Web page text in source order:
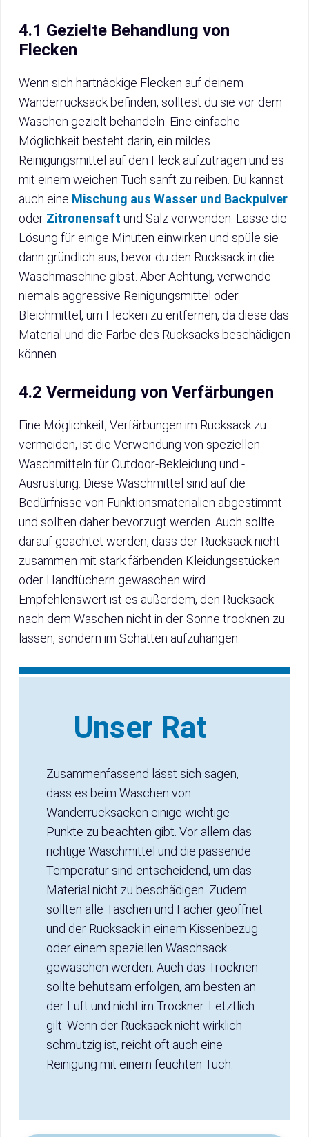
4.1 Gezielte Behandlung von
Flecken
Wenn sich hartnäckige Flecken auf deinem
Wanderrucksack befinden, solltest du sie vor dem
Waschen gezielt behandeln. Eine einfache
Möglichkeit besteht darin, ein mildes
Reinigungsmittel auf den Fleck aufzutragen und es
mit einem weichen Tuch sanft zu reiben. Du kannst
auch eine Mischung aus Wasser und Backpulver
oder Zitronensaft und Salz verwenden. Lasse die
Lösung für einige Minuten einwirken und spüle sie
dann gründlich aus, bevor du den Rucksack in die
Waschmaschine gibst. Aber Achtung, verwende
niemals aggressive Reinigungsmittel oder
Bleichmittel, um Flecken zu entfernen, da diese das
Material und die Farbe des Rucksacks beschädigen
können.
4.2 Vermeidung von Verfärbungen
Eine Möglichkeit, Verfärbungen im Rucksack zu
vermeiden, ist die Verwendung von speziellen
Waschmitteln für Outdoor-Bekleidung und -
Ausrüstung. Diese Waschmittel sind auf die
Bedürfnisse von Funktionsmaterialien abgestimmt
und sollten daher bevorzugt werden. Auch sollte
darauf geachtet werden, dass der Rucksack nicht
zusammen mit stark färbenden Kleidungsstücken
oder Handtüchern gewaschen wird.
Empfehlenswert ist es außerdem, den Rucksack
nach dem Waschen nicht in der Sonne trocknen zu
lassen, sondern im Schatten aufzuhängen.
Unser Rat
Zusammenfassend lässt sich sagen,
dass es beim Waschen von
Wanderrucksäcken einige wichtige
Punkte zu beachten gibt. Vor allem das
richtige Waschmittel und die passende
Temperatur sind entscheidend, um das
Material nicht zu beschädigen. Zudem
sollten alle Taschen und Fächer geöffnet
und der Rucksack in einem Kissenbezug
oder einem speziellen Waschsack
gewaschen werden. Auch das Trocknen
sollte behutsam erfolgen, am besten an
der Luft und nicht im Trockner. Letztlich
gilt: Wenn der Rucksack nicht wirklich
schmutzig ist, reicht oft auch eine
Reinigung mit einem feuchten Tuch.